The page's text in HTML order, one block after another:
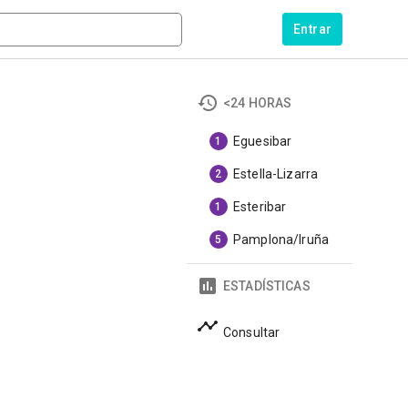
Entrar
<24 HORAS
1 Eguesibar
2 Estella-Lizarra
1 Esteribar
5 Pamplona/Iruña
ESTADÍSTICAS
Consultar